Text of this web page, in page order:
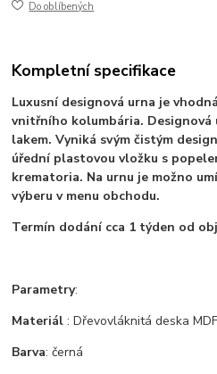
Do oblíbených
Kompletní specifikace
Luxusní designová urna je
vnitřního kolumbária.
lakem. Vyniká svým čistým
úřední plastovou vložku s
krematoria. Na urnu je možno
výberu v menu obchodu.
Termín dodání cca 1 týden od
Parametry:
Materiál : Dřevovláknitá deska MDF
Barva: černá